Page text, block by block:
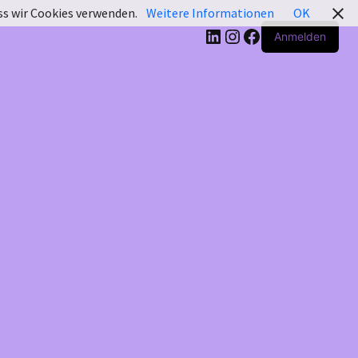
LinkedIn
Instagram
Facebook
Anmelden
wir Cookies verwenden. Weitere Informationen OK